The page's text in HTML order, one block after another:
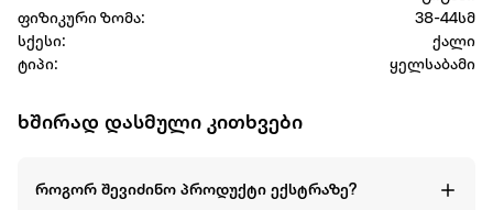
ფიზიკური ზომა:
38-44სმ
სქესი:
ქალი
ტიპი:
ყელსაბამი
ხშირად დასმული კითხვები
როგორ შევიძინო პროდუქტი ექსტრაზე?